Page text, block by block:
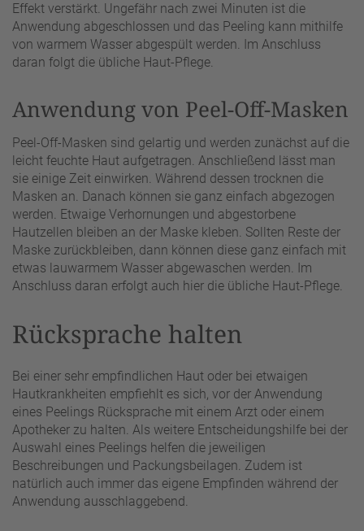
Effekt verstärkt. Ungefähr nach zwei Minuten ist die
Anwendung abgeschlossen und das Peeling kann mithilfe
von warmem Wasser abgespült werden. Im Anschluss
daran folgt die übliche Haut-Pflege.
Anwendung von Peel-Off-Masken
Peel-Off-Masken sind gelartig und werden zunächst auf die
leicht feuchte Haut aufgetragen. Anschließend lässt man
sie einige Zeit einwirken. Während dessen trocknen die
Masken an. Danach können sie ganz einfach abgezogen
werden. Etwaige Verhornungen und abgestorbene
Hautzellen bleiben an der Maske kleben. Sollten Reste der
Maske zurückbleiben, dann können diese ganz einfach mit
etwas lauwarmem Wasser abgewaschen werden. Im
Anschluss daran erfolgt auch hier die übliche Haut-Pflege.
Rücksprache halten
Bei einer sehr empfindlichen Haut oder bei etwaigen
Hautkrankheiten empfiehlt es sich, vor der Anwendung
eines Peelings Rücksprache mit einem Arzt oder einem
Apotheker zu halten. Als weitere Entscheidungshilfe bei der
Auswahl eines Peelings helfen die jeweiligen
Beschreibungen und Packungsbeilagen. Zudem ist
natürlich auch immer das eigene Empfinden während der
Anwendung ausschlaggebend.